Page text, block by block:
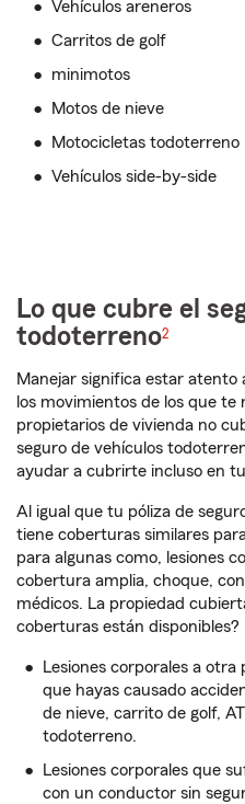
Vehículos areneros
Carritos de golf
minimotos
Motos de nieve
Motocicletas todoterreno
Vehículos side-by-side
Lo que cubre el
todoterreno2
Manejar significa estar
los movimientos de los que te
propietarios de vivienda no
seguro de vehículos
ayudar a cubrirte incluso en
Al igual que tu póliza de
tiene coberturas similares
para algunas como, lesiones
cobertura amplia, choque,
médicos. La propiedad
coberturas están disponibles?
Lesiones corporales a otra
que hayas causado
de nieve, carrito de golf,
todoterreno.
Lesiones corporales que
con un conductor sin